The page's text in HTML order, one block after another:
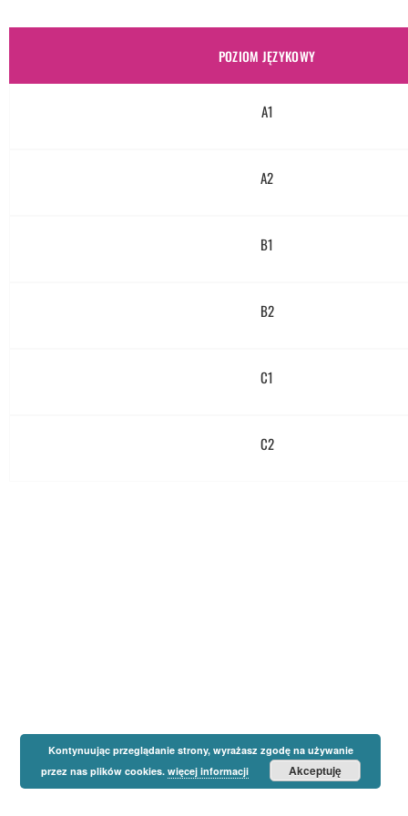
POZIOM JĘZYKOWY
A1
A2
B1
B2
C1
C2
Kontynuując przeglądanie strony, wyrażasz zgodę na używanie
przez nas plików cookies. więcej informacji Akceptuję